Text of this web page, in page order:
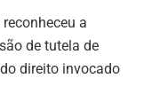
a
de tutela de
direito invocado